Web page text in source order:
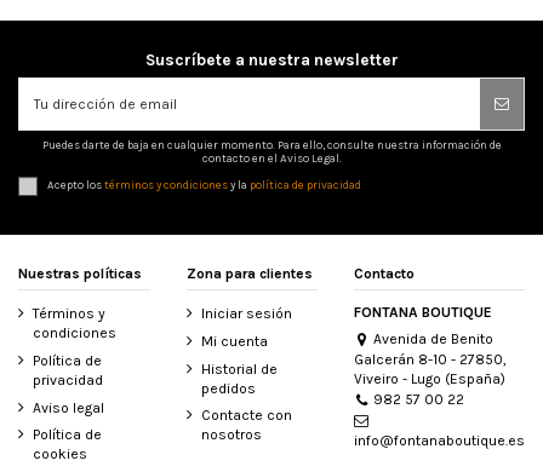
Suscríbete a nuestra newsletter
Puedes darte de baja en cualquier momento. Para ello, consulte nuestra información de
contacto en el Aviso Legal.
Acepto lostérminos y condicionesy la política de privacidad
Nuestras políticas
Términos y
condiciones
Política de
privacidad
Aviso legal
Política de
cookies
Zona para clientes
Iniciar sesión
Mi cuenta
Historial de
pedidos
Contacte con
nosotros
Contacto
FONTANA BOUTIQUE
Avenida de Benito
Galcerán 8-10 - 27850,
Viveiro - Lugo (España)
982 57 00 22
info@fontanaboutique.es